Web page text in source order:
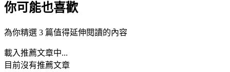
你可能也喜歡
為你精選 3 篇值得延伸閱讀的內容
載入推薦文章中...
目前沒有推薦文章